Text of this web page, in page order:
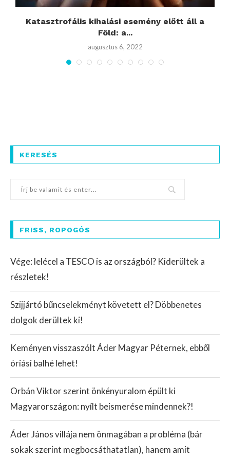
Katasztrofális kihalási esemény előtt áll a
Föld: a...
augusztus 6, 2022
KERESÉS
FRISS, ROPOGÓS
Vége: lelécel a TESCO is az országból? Kiderültek a
részletek!
Szijjártó bűncselekményt követett el? Döbbenetes
dolgok derültek ki!
Keményen visszaszólt Áder Magyar Péternek, ebből
óriási balhé lehet!
Orbán Viktor szerint önkényuralom épült ki
Magyarországon: nyílt beismerése mindennek?!
Áder János villája nem önmagában a probléma (bár
sokak szerint megbocsáthatatlan), hanem amit